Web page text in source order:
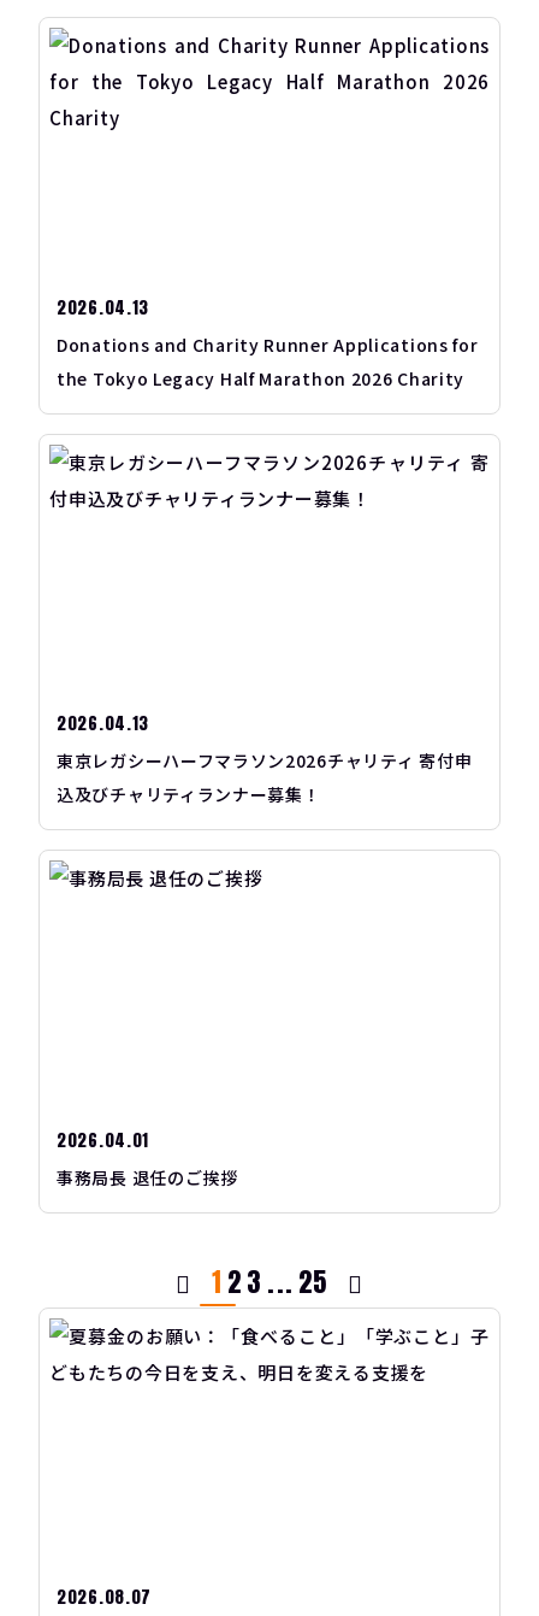
2026.04.13
Donations and Charity Runner Applications for
the Tokyo Legacy Half Marathon 2026 Charity
2026.04.13
東京レガシーハーフマラソン2026チャリティ 寄付申
込及びチャリティランナー募集！
2026.04.01
事務局長 退任のご挨拶
1 23 ... 25
2026.08.07